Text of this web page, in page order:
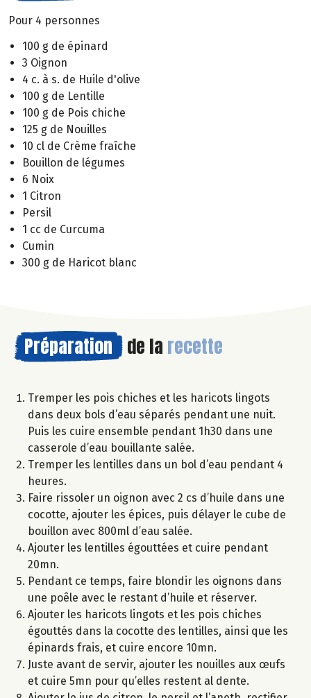
Pour 4 personnes
100 g de épinard
3 Oignon
4 c. à s. de Huile d'olive
100 g de Lentille
100 g de Pois chiche
125 g de Nouilles
10 cl de Crème fraîche
Bouillon de légumes
6 Noix
1 Citron
Persil
1 cc de Curcuma
Cumin
300 g de Haricot blanc
Préparation de la recette
Tremper les pois chiches et les haricots lingots
dans deux bols d’eau séparés pendant une nuit.
Puis les cuire ensemble pendant 1h30 dans une
casserole d’eau bouillante salée.
Tremper les lentilles dans un bol d’eau pendant 4
heures.
Faire rissoler un oignon avec 2 cs d’huile dans une
cocotte, ajouter les épices, puis délayer le cube de
bouillon avec 800ml d’eau salée.
Ajouter les lentilles égouttées et cuire pendant
20mn.
Pendant ce temps, faire blondir les oignons dans
une poêle avec le restant d’huile et réserver.
Ajouter les haricots lingots et les pois chiches
égouttés dans la cocotte des lentilles, ainsi que les
épinards frais, et cuire encore 10mn.
Juste avant de servir, ajouter les nouilles aux œufs
et cuire 5mn pour qu’elles restent al dente.